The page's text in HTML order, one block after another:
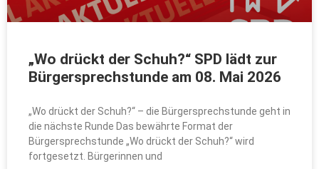
„Wo drückt der Schuh?“ SPD lädt zur
Bürgersprechstunde am 08. Mai 2026
„Wo drückt der Schuh?“ – die Bürgersprechstunde geht in
die nächste Runde Das bewährte Format der
Bürgersprechstunde „Wo drückt der Schuh?“ wird
fortgesetzt. Bürgerinnen und